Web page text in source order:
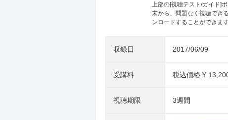
上部の[視聴テスト/ガイド]
末から、問題なく視聴でき
ンロードすることができま
収録日 2017/06/09
受講料 税込価格 ¥
視聴期限 3週間